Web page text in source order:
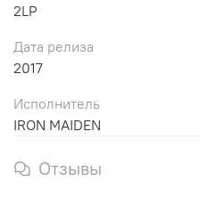
2LP
Дата релиза
2017
Исполнитель
IRON MAIDEN
Отзывы